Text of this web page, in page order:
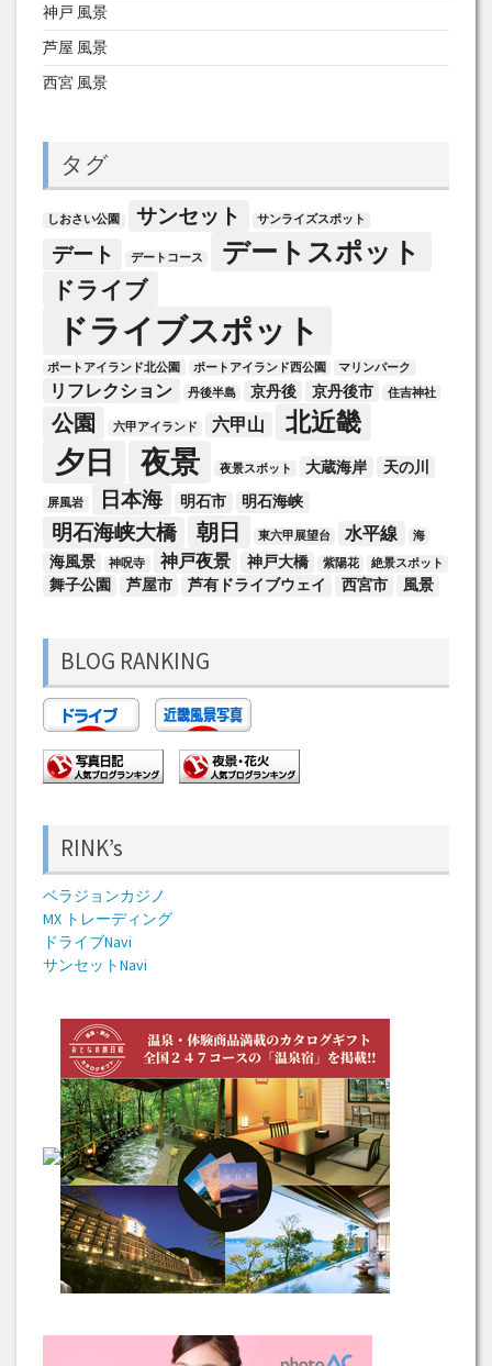
神戸 風景
芦屋 風景
西宮 風景
タグ
しおさい公園 サンセット サンライズスポット
デート デートコース デートスポット
ドライブ
ドライブスポット
ポートアイランド北公園 ポートアイランド西公園 マリンパーク
リフレクション 丹後半島 京丹後 京丹後市 住吉神社
公園 六甲アイランド 六甲山 北近畿
夕日 夜景 夜景スポット 大蔵海岸 天の川
屏風岩 日本海 明石市 明石海峡
明石海峡大橋 朝日 東六甲展望台 水平線 海
海風景 神呪寺 神戸夜景 神戸大橋 紫陽花 絶景スポット
舞子公園 芦屋市 芦有ドライブウェイ 西宮市 風景
BLOG RANKING
RINK’s
ベラジョンカジノ
MX トレーディング
ドライブNavi
サンセットNavi